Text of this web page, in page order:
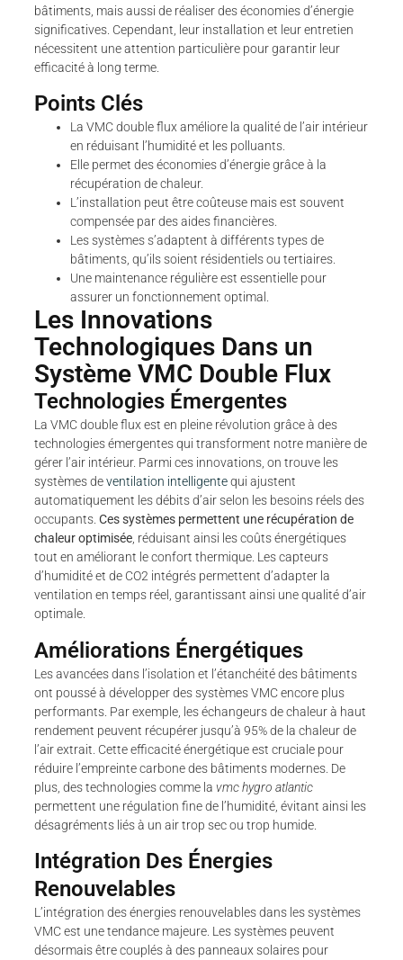
bâtiments, mais aussi de réaliser des économies d’énergie
significatives. Cependant, leur installation et leur entretien
nécessitent une attention particulière pour garantir leur
efficacité à long terme.
Points Clés
La VMC double flux améliore la qualité de l’air intérieur
en réduisant l’humidité et les polluants.
Elle permet des économies d’énergie grâce à la
récupération de chaleur.
L’installation peut être coûteuse mais est souvent
compensée par des aides financières.
Les systèmes s’adaptent à différents types de
bâtiments, qu’ils soient résidentiels ou tertiaires.
Une maintenance régulière est essentielle pour
assurer un fonctionnement optimal.
Les Innovations
Technologiques Dans un
Système VMC Double Flux
Technologies Émergentes
La VMC double flux est en pleine révolution grâce à des
technologies émergentes qui transforment notre manière de
gérer l’air intérieur. Parmi ces innovations, on trouve les
systèmes deventilation intelligentequi ajustent
automatiquement les débits d’air selon les besoins réels des
occupants. Ces systèmes permettent une récupération de
chaleur optimisée , réduisant ainsi les coûts énergétiques
tout en améliorant le confort thermique. Les capteurs
d’humidité et de CO2 intégrés permettent d’adapter la
ventilation en temps réel, garantissant ainsi une qualité d’air
optimale.
Améliorations Énergétiques
Les avancées dans l’isolation et l’étanchéité des bâtiments
ont poussé à développer des systèmes VMC encore plus
performants. Par exemple, les échangeurs de chaleur à haut
rendement peuvent récupérer jusqu’à 95% de la chaleur de
l’air extrait. Cette efficacité énergétique est cruciale pour
réduire l’empreinte carbone des bâtiments modernes. De
plus, des technologies comme la vmc hygro atlantic
permettent une régulation fine de l’humidité, évitant ainsi les
désagréments liés à un air trop sec ou trop humide.
Intégration Des Énergies
Renouvelables
L’intégration des énergies renouvelables dans les systèmes
VMC est une tendance majeure. Les systèmes peuvent
désormais être couplés à des panneaux solaires pour